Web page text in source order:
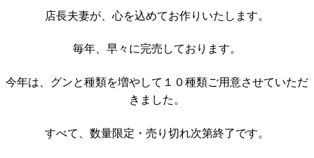
店長夫妻が、心を込めてお作りいたします。
毎年、早々に完売しております。
今年は、グンと種類を増やして１０種類ご用意させていただ
きました。
すべて、数量限定・売り切れ次第終了です。